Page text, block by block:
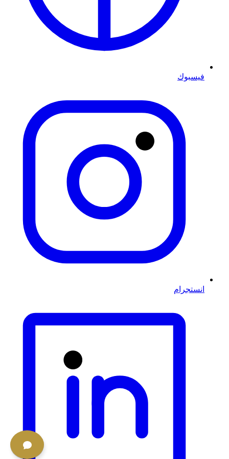
فيسبوك
انستجرام